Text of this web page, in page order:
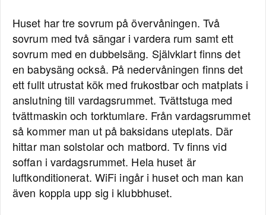
Huset har tre sovrum på övervåningen. Två
sovrum med två sängar i vardera rum samt ett
sovrum med en dubbelsäng. Självklart finns det
en babysäng också. På nedervåningen finns det
ett fullt utrustat kök med frukostbar och matplats i
anslutning till vardagsrummet. Tvättstuga med
tvättmaskin och torktumlare. Från vardagsrummet
så kommer man ut på baksidans uteplats. Där
hittar man solstolar och matbord. Tv finns vid
soffan i vardagsrummet. Hela huset är
luftkonditionerat. WiFi ingår i huset och man kan
även koppla upp sig i klubbhuset.